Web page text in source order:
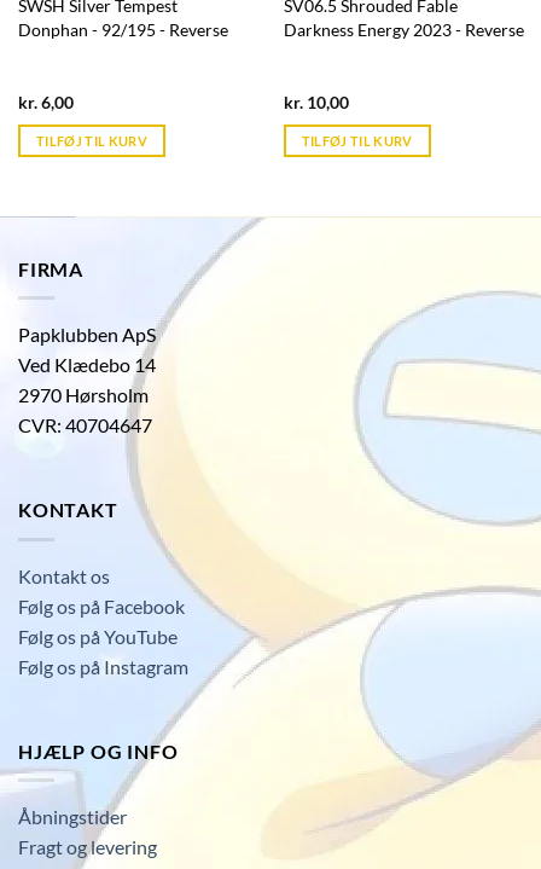
SWSH Silver Tempest
Donphan - 92/195 - Reverse
kr.6,00Current
is:
kr. 39,95.
TILFØJ TIL KURV
SV06.5 Shrouded Fable
Darkness Energy 2023 - Reverse
kr.10,00Current
is:
kr. 39,95.
TILFØJ TIL KURV
FIRMA
Papklubben ApS
Ved Klædebo 14
2970 Hørsholm
CVR: 40704647
KONTAKT
Kontakt os
Følg os på Facebook
Følg os på YouTube
Følg os på Instagram
HJÆLP OG INFO
Åbningstider
Fragt og levering